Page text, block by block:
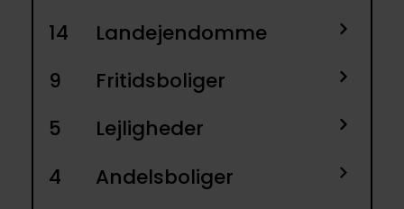
14
Landejendomme
9
Fritidsboliger
5
Lejligheder
4
Andelsboliger